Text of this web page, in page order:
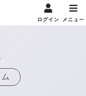
ログイン メニュー